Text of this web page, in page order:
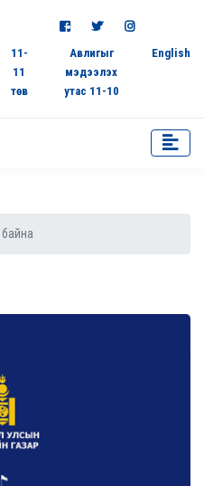
11-
11
төв
Авлигыг
мэдээлэх
утас 11-10
English